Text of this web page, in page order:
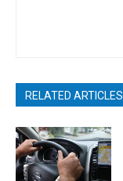
RELATED ARTICLES